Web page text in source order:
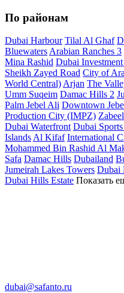
По районам
Dubai Harbour Tilal Al Ghaf
Bluewaters Arabian Ranches 3
Mina Rashid Dubai
Sheikh Zayed Road City of
World Central) Arjan The
Umm Suqeim Damac Hills 2
Palm Jebel Ali Downtown
Production City (IMPZ) Zabeel
Dubai Waterfront Dubai
Islands Al Kifaf International
Mohammed Bin Rashid Al
Safa Damac Hills Dubailand
Jumeirah Lakes Towers Dubai
Dubai Hills Estate Показать
dubai@safanto.ru